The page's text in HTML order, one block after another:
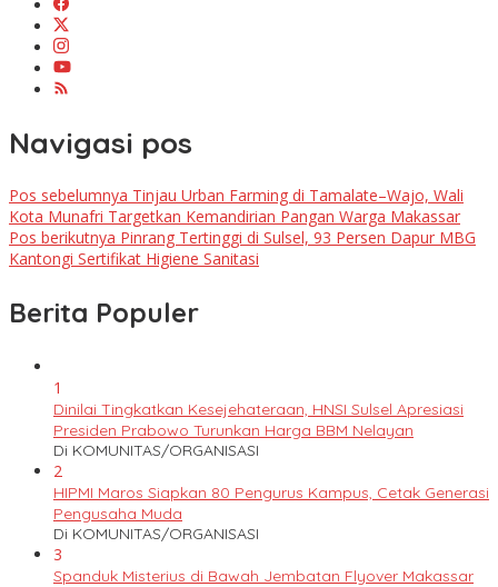
Navigasi pos
Pos sebelumnya Tinjau Urban Farming di Tamalate–Wajo, Wali
Kota Munafri Targetkan Kemandirian Pangan Warga Makassar
Pos berikutnya Pinrang Tertinggi di Sulsel, 93 Persen Dapur MBG
Kantongi Sertifikat Higiene Sanitasi
Berita Populer
1
Dinilai Tingkatkan Kesejehateraan, HNSI Sulsel Apresiasi
Presiden Prabowo Turunkan Harga BBM Nelayan
Di KOMUNITAS/ORGANISASI
2
HIPMI Maros Siapkan 80 Pengurus Kampus, Cetak Generasi
Pengusaha Muda
Di KOMUNITAS/ORGANISASI
3
Spanduk Misterius di Bawah Jembatan Flyover Makassar